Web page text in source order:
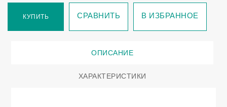
КУПИТЬ СРАВНИТЬ В ИЗБРАННОЕ
ОПИСАНИЕ
ХАРАКТЕРИСТИКИ